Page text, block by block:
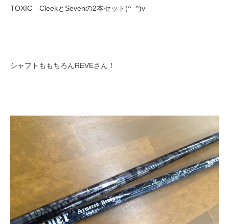
TOXIC CleekとSevenの2本セット(^_^)v
シャフトももちろんREVEさん！